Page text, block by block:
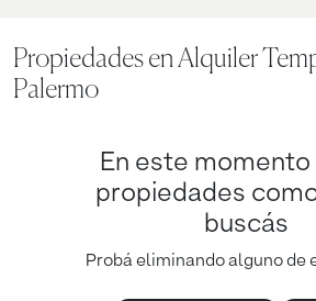
Propiedades en Alquiler
Palermo
En este momento
propiedades
buscás
Probá eliminando alguno de